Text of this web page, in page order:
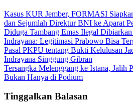
Kasus KUR Jember, FORMASI
dan Sejumlah Direktur BNI ke Aparat
Diduga Tambang Emas Ilegal
Indrayana: Legitimasi Prabowo Bisa
Pasal PKPU tentang Bukti Kelulusan
Indrayana Singgung Gibran
Tersangka Melenggang ke Istana, Jalih
Bukan Hanya di Podium
Tinggalkan Balasan